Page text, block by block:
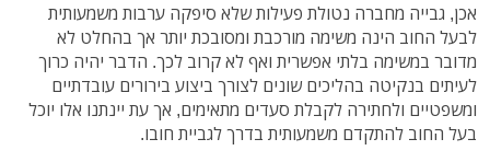
אכן, גבייה מחברה נטולת פעילות שלא סיפקה ערבות משמעותית
לבעל החוב הינה משימה מורכבת ומסובכת יותר אך בהחלט לא
מדובר במשימה בלתי אפשרית ואף לא קרוב לכך. הדבר יהיה כרוך
לעיתים בנקיטה בהליכים שונים לצורך ביצוע בירורים עובדתיים
ומשפטיים ולחתירה לקבלת סעדים מתאימים, אך עת יינתנו אלו יוכל
בעל החוב להתקדם משמעותית בדרך לגביית חובו.